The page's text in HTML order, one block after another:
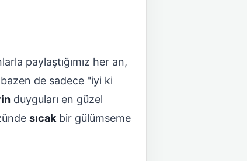
paylaştığımız her an,
de sadece "iyi ki
duyguları en güzel
sıcak bir gülümseme